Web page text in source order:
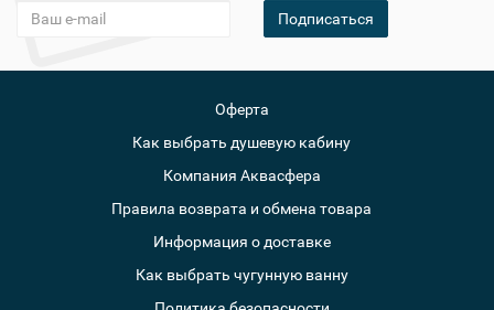
Подписаться
Оферта
Как выбрать душевую кабину
Компания Аквасфера
Правила возврата и обмена товара
Информация о доставке
Как выбрать чугунную ванну